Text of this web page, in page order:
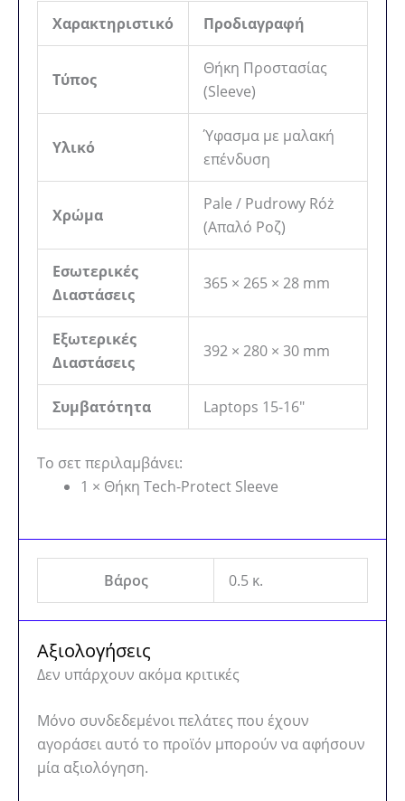
Χαρακτηριστικό Προδιαγραφή
Τύπος
Θήκη Προστασίας
(Sleeve)
Υλικό
Ύφασμα με μαλακή
επένδυση
Χρώμα
Pale / Pudrowy Róż
(Απαλό Ροζ)
Εσωτερικές
Διαστάσεις
365 × 265 × 28 mm
Εξωτερικές
Διαστάσεις
392 × 280 × 30 mm
Συμβατότητα Laptops 15-16″
Το σετ περιλαμβάνει:
1 × Θήκη Tech-Protect Sleeve
Βάρος 0.5 κ.
Αξιολογήσεις
Δεν υπάρχουν ακόμα κριτικές
Μόνο συνδεδεμένοι πελάτες που έχουν
αγοράσει αυτό το προϊόν μπορούν να αφήσουν
μία αξιολόγηση.